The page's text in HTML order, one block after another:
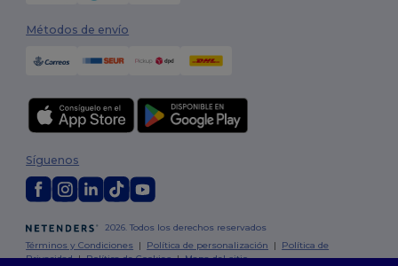
Métodos de envío
2026. Todos los derechos reservados
Términos y Condiciones | Política de personalización | Política de
Privacidad|Política de Cookies|Mapa del sitio
Síguenos